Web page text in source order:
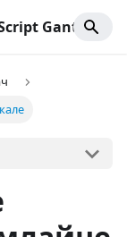
Gantt